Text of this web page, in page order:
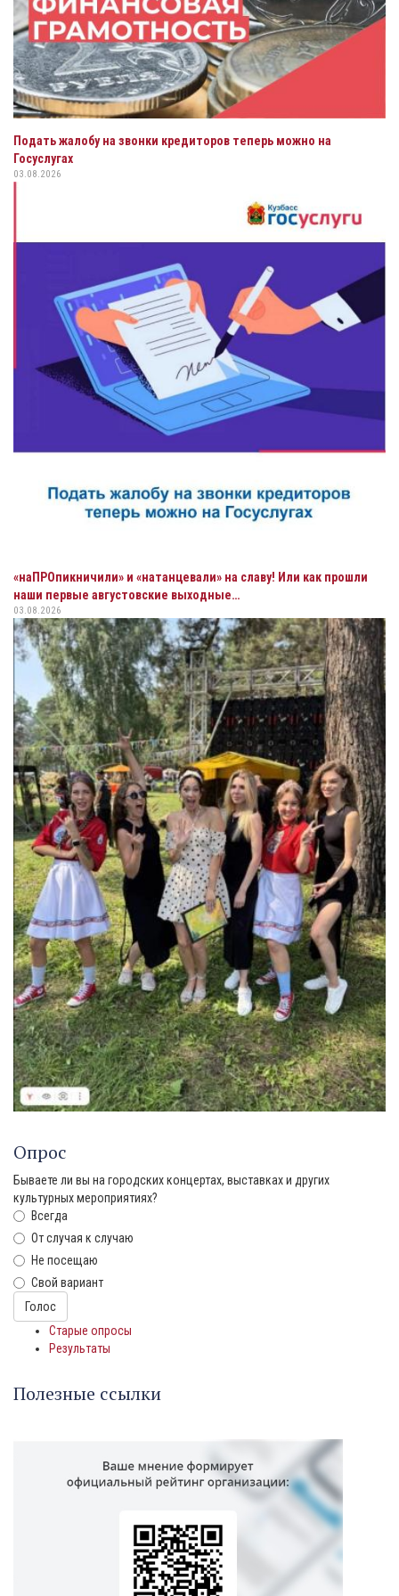
Подать жалобу на звонки кредиторов теперь можно на
Госуслугах
03.08.2026
«наПРОпикничили» и «натанцевали» на славу! Или как прошли
наши первые августовские выходные…
03.08.2026
Опрос
Бываете ли вы на городских концертах, выставках и других
культурных мероприятиях?
Всегда
От случая к случаю
Не посещаю
Свой вариант
Варианты
Голос
Старые опросы
Результаты
Полезные ссылки